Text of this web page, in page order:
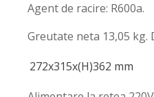
Agent de racire: R600a.
Greutate neta 13,05
272x315x(H)362 mm